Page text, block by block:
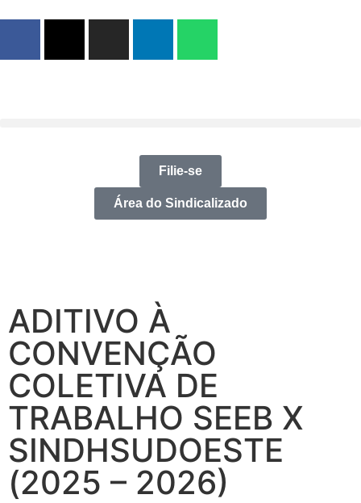
Filie-se
Área do Sindicalizado
ADITIVO À
CONVENÇÃO
COLETIVA DE
TRABALHO SEEB X
SINDHSUDOESTE
(2025 – 2026)